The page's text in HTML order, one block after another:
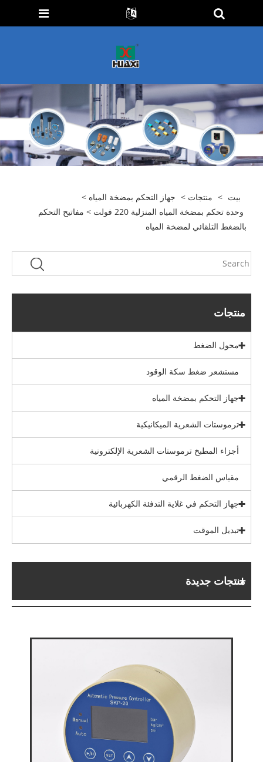
بيت > منتجات > جهاز التحكم بمضخة المياه >
وحدة تحكم بمضخة المياه المنزلية 220 فولت
> مفاتيح التحكم
بالضغط التلقائي لمضخة المياه
منتجات
محول الضغط
مستشعر ضغط سكة الوقود
جهاز التحكم بمضخة المياه
ترموستات الشعرية الميكانيكية
أجزاء المطبخ ترموستات الشعرية الإلكترونية
مقياس الضغط الرقمي
جهاز التحكم في غلاية التدفئة الكهربائية
تبديل الموقت
منتجات جديدة